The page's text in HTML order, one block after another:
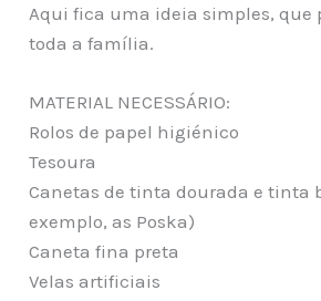
Aqui fica uma ideia simples, que
toda a família.
MATERIAL NECESSÁRIO:
Rolos de papel higiénico
Tesoura
Canetas de tinta dourada e tinta
exemplo, as Poska)
Caneta fina preta
Velas artificiais